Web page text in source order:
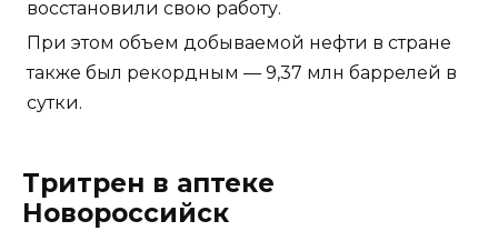
восстановили свою работу.
При этом объем добываемой нефти в стране
также был рекордным — 9,37 млн баррелей в
сутки.
Тритрен в аптеке
Новороссийск